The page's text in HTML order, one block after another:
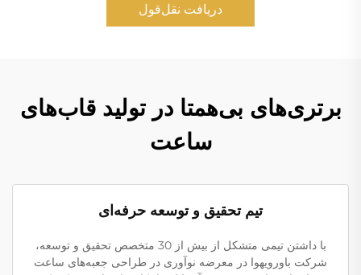
دریافت نقل‌قول
برتری‌های بی‌همتا در تولید قاب‌های
ساعت
تیم تحقیق و توسعه حرفه‌ای
با داشتن تیمی متشکل از بیش از 30 متخصص تحقیق و توسعه،
شرکت باورویهوا در معرضه نوآوری در طراحی جعبه‌های ساعت